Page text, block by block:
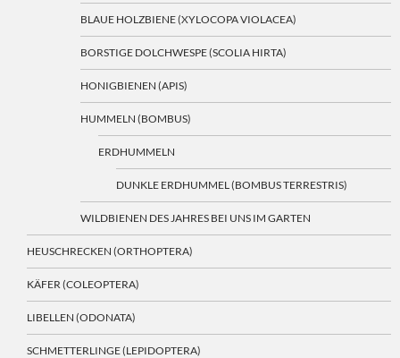
BLAUE HOLZBIENE (XYLOCOPA VIOLACEA)
BORSTIGE DOLCHWESPE (SCOLIA HIRTA)
HONIGBIENEN (APIS)
HUMMELN (BOMBUS)
ERDHUMMELN
DUNKLE ERDHUMMEL (BOMBUS TERRESTRIS)
WILDBIENEN DES JAHRES BEI UNS IM GARTEN
HEUSCHRECKEN (ORTHOPTERA)
KÄFER (COLEOPTERA)
LIBELLEN (ODONATA)
SCHMETTERLINGE (LEPIDOPTERA)